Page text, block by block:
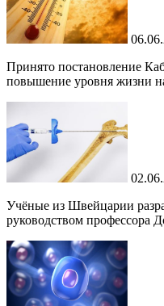
Принято постановление
повышение уровня жизни
Учёные из Швейцарии
руководством профессора